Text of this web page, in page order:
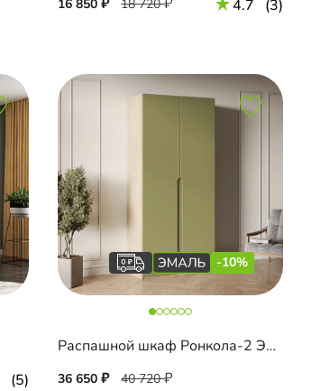
16 850 18 720 4.7 (3)
(5)
-10%
Распашной шкаф Ронкола-2 Эмаль
36 650 40 720